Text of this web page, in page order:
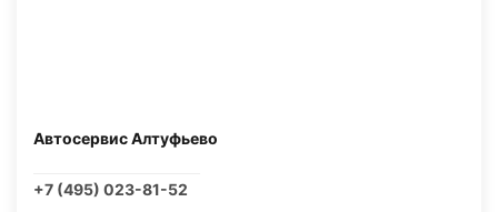
Автосервис Алтуфьево
+7 (495) 023-81-52